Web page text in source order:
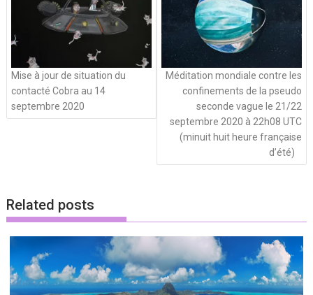
Mise à jour de situation du
contacté Cobra au 14
septembre 2020
Méditation mondiale contre les
confinements de la pseudo
seconde vague le 21/22
septembre 2020 à 22h08 UTC
(minuit huit heure française
d’été)
Related posts